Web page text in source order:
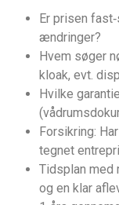
Er prisen
ændringer?
Hvem søger
kloak, evt.
Hvilke
Forsikring:
tegnet
Tidsplan med
og en klar